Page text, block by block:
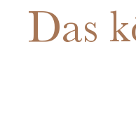
Das